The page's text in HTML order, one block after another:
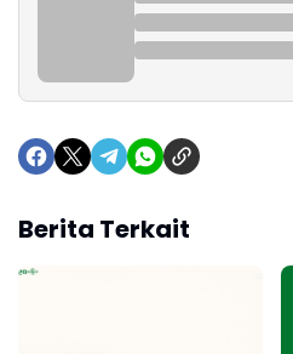
Berita Terkait